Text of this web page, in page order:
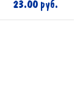
23.00 руб.